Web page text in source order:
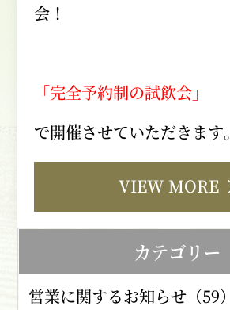
会！
「完全予約制の試飲会」
で開催させていただきます。
VIEW MORE
カテゴリー
営業に関するお知らせ（59）